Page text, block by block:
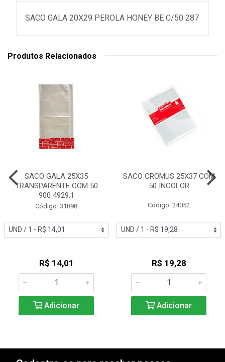
SACO GALA 20X29 PEROLA HONEY BE C/50 287
Produtos Relacionados
SACO GALA 25X35
TRANSPARENTE COM 50
900 4929.1
Código: 31898
R$ 14,01
Adicionar
SACO CROMUS 25X37 COM
50 INCOLOR
Código: 24052
R$ 19,28
Adicionar